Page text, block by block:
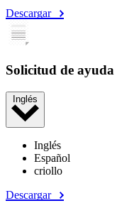
Descargar
Solicitud de
Inglés
Inglés
Español
criollo
Descargar